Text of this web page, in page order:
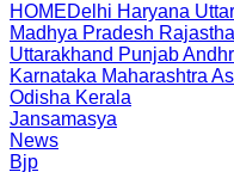
HOMEDelhi Haryana
Madhya Pradesh
Uttarakhand Punjab
Karnataka Maharashtra
Odisha Kerala
Jansamasya
News
Bjp